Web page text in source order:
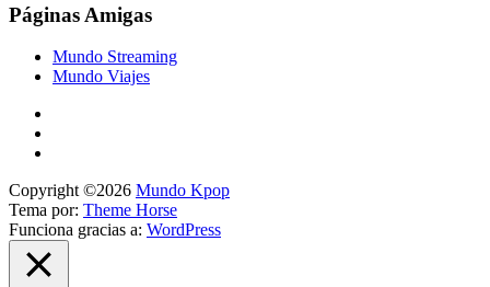
Páginas Amigas
Mundo Streaming
Mundo Viajes
Copyright ©2026 Mundo Kpop
Tema por: Theme Horse
Funciona gracias a: WordPress